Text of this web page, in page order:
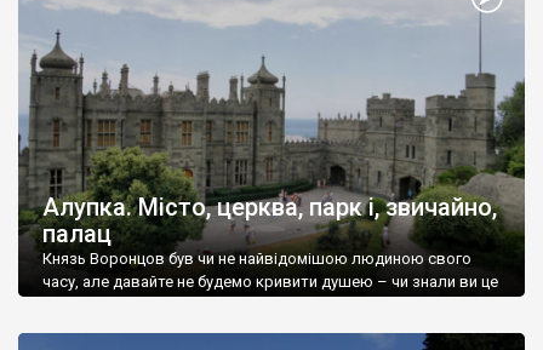
Алупка. Місто, церква, парк і, звичайно,
палац
Князь Воронцов був чи не найвідомішою людиною свого
часу, але давайте не будемо кривити душею – чи знали ви це